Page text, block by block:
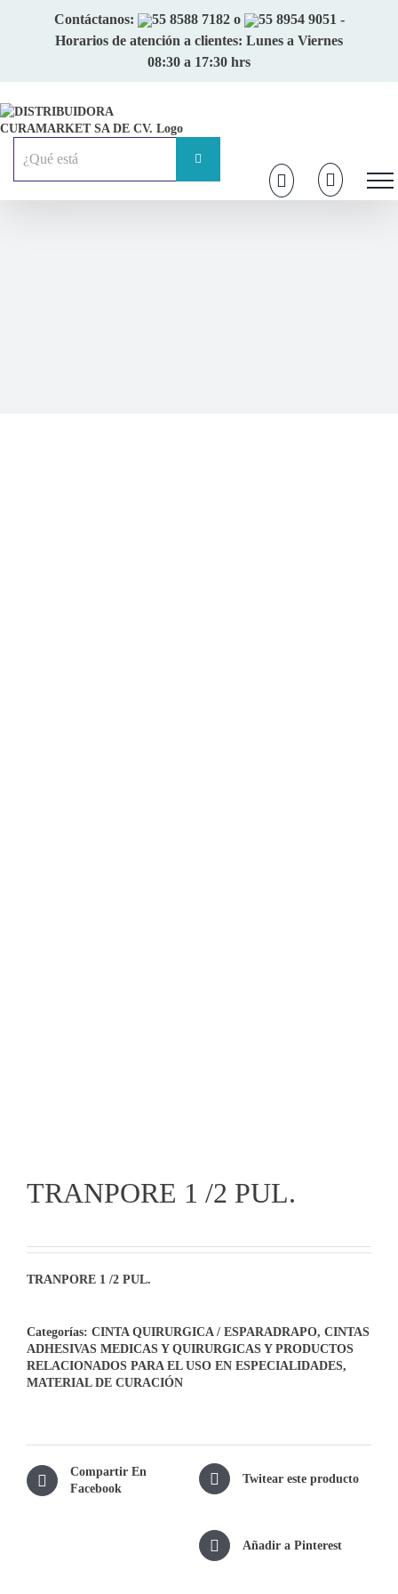
Contáctanos: 55 8588 7182o 55 8954 9051 -
Horarios de atención a clientes: Lunes a Viernes
08:30 a 17:30 hrs
TRANPORE 1 /2 PUL.
TRANPORE 1 /2 PUL.
Categorías: CINTA QUIRURGICA / ESPARADRAPO, CINTAS
ADHESIVAS MEDICAS Y QUIRURGICAS Y PRODUCTOS
RELACIONADOS PARA EL USO EN ESPECIALIDADES,
MATERIAL DE CURACIÓN
Compartir En
Facebook
Twitear este producto
Añadir a Pinterest